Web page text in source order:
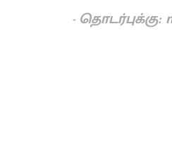
- தொடர்புக்கு: